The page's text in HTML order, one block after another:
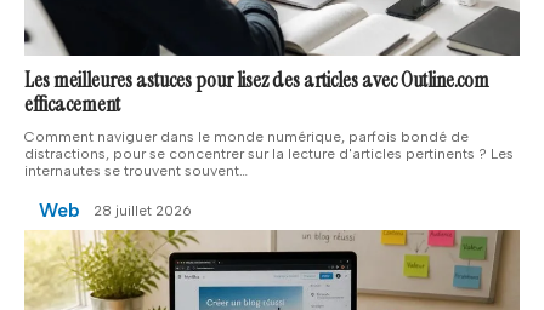
Les meilleures astuces pour lisez des articles avec Outline.com
efficacement
Comment naviguer dans le monde numérique, parfois bondé de
distractions, pour se concentrer sur la lecture d'articles pertinents ? Les
internautes se trouvent souvent…
Web 28 juillet 2026